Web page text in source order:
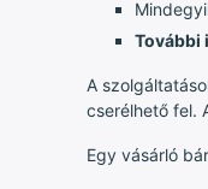
További
A
cserélhető fel.
Egy vásárló